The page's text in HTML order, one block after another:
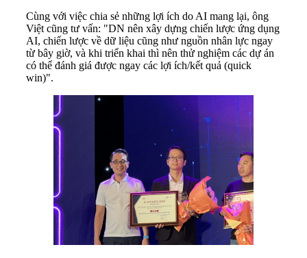
Cùng với việc chia sẻ những lợi ích do AI mang lại, ông
Việt cũng tư vấn: "DN nên xây dựng chiến lược ứng dụng
AI, chiến lược về dữ liệu cũng như nguồn nhân lực ngay
từ bây giờ, và khi triển khai thì nên thử nghiệm các dự án
có thể đánh giá được ngay các lợi ích/kết quả (quick
win)".